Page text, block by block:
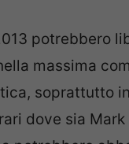
potrebbero
massima
soprattutto
dove sia